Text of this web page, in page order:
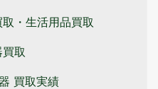
・生活用品買取
取
買取実績